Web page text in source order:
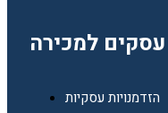
עסקים למכירה
הזדמנויות עסקיות